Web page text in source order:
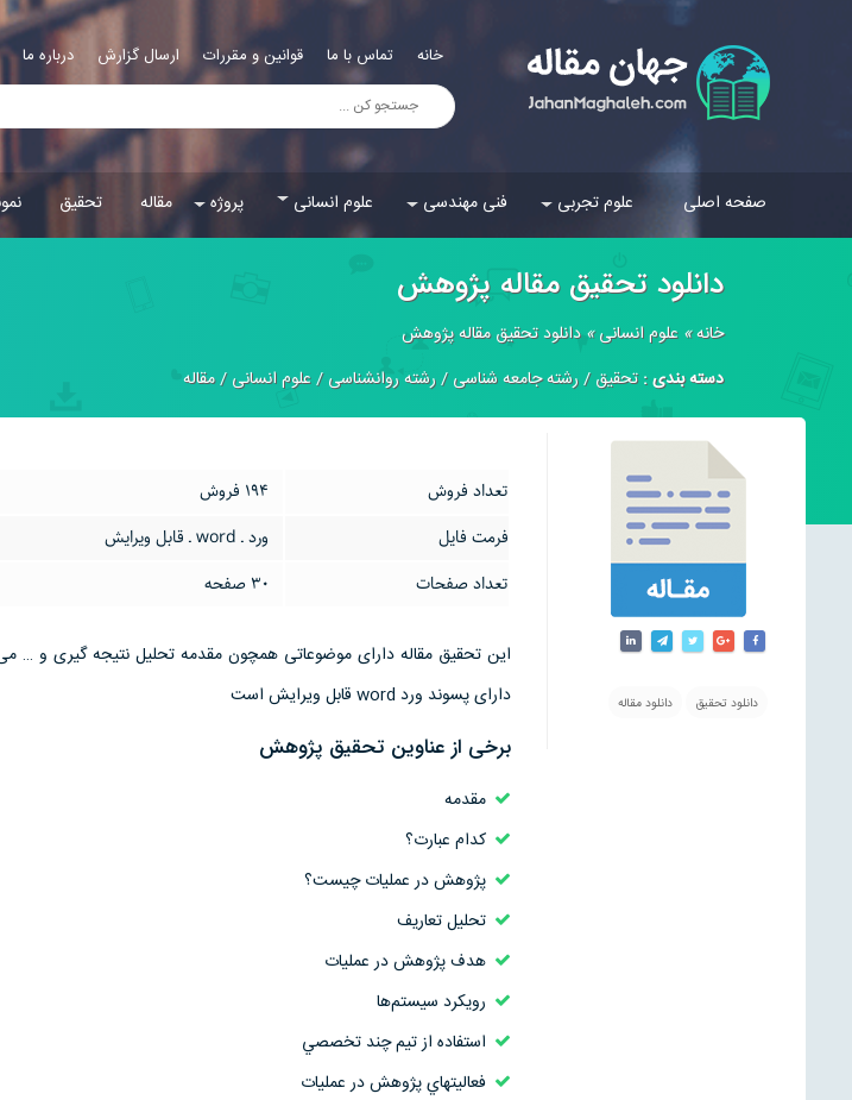
خانه تماس با ما قوانین و مقررات ارسال گزارش درباره ما
صفحه اصلی علوم تجربی فنی مهندسی علوم انسانی پروژه مقاله تحقیق
دانلود تحقیق مقاله پژوهش
خانه» علوم انسانی»دانلود تحقیق مقاله پژوهش
دسته بندی :تحقیق/رشته جامعه شناسی/رشته روانشناسی/علوم انسانی/مقاله
دانلود تحقیق دانلود مقاله
تعداد فروش
194 فروش
فرمت فایل
ورد ـ word ـ قابل ویرایش
تعداد صفحات
30 صفحه
دارای پسوند ورد word قابل ویرایش است
برخی از عناوین تحقیق پژوهش
مقدمه
كدام عبارت؟
پژوهش در عمليات چيست؟
تحليل تعاريف
هدف پژوهش در عمليات
رويكرد سيستم‌ها
استفاده از تيم چند تخصصي
فعاليتهاي پژوهش در عمليات